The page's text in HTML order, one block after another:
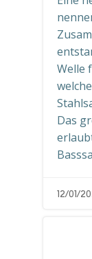
Welle
Das
12/01/